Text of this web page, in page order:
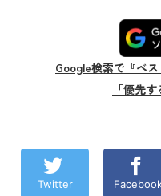
Google検索で『ベ
「優先
Twitter